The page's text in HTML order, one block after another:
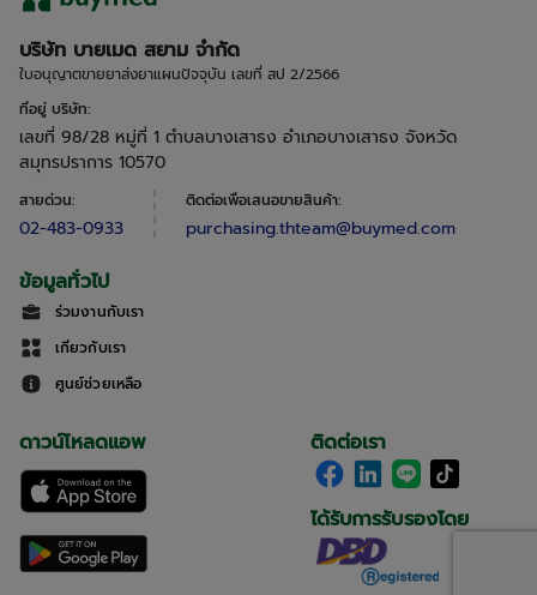
บริษัท บายเมด สยาม จำกัด
ใบอนุญาตขายยาส่งยาแผนปัจจุบัน เลขที่ สป 2/2566
ที่อยู่ บริษัท:
เลขที่ 98/28 หมู่ที่ 1 ตำบลบางเสาธง อำเภอบางเสาธง จังหวัด
สมุทรปราการ 10570
สายด่วน:
02-483-0933
ติดต่อเพื่อเสนอขายสินค้า:
purchasing.thteam@buymed.com
ข้อมูลทั่วไป
ร่วมงานกับเรา
เกี่ยวกับเรา
ศูนย์ช่วยเหลือ
ติดต่อเรา
ได้รับการรับรองโดย
ดาวน์โหลดแอพ